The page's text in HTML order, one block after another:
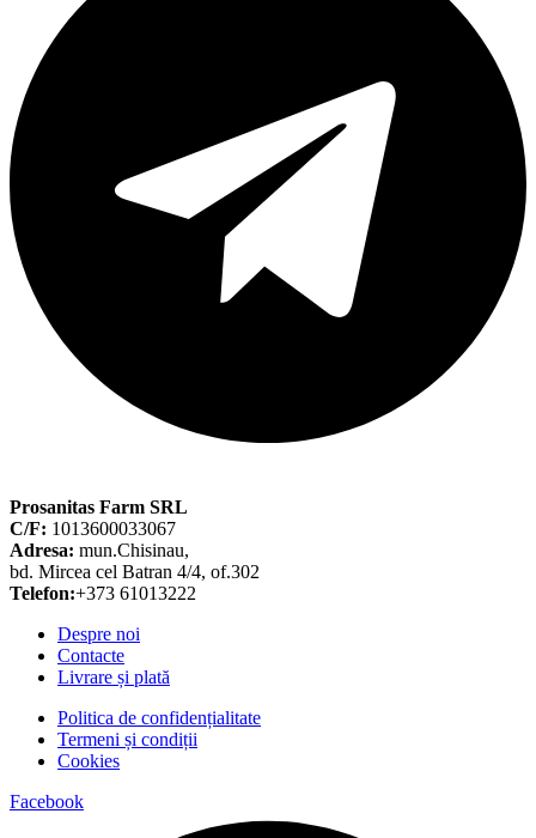
Prosanitas Farm SRL
C/F: 1013600033067
Adresa: mun.Chisinau,
bd. Mircea cel Batran 4/4, of.302
Telefon:+373 61013222
Despre noi
Contacte
Livrare și plată
Politica de confidențialitate
Termeni și condiții
Cookies
Facebook